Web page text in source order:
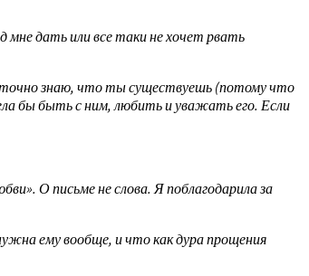
мне дать или все таки не хочет рвать
точно знаю, что ты существуешь (потому что
бы быть с ним, любить и уважать его. Если
О письме не слова. Я поблагодарила за
ему вообще, и что как дура прощения